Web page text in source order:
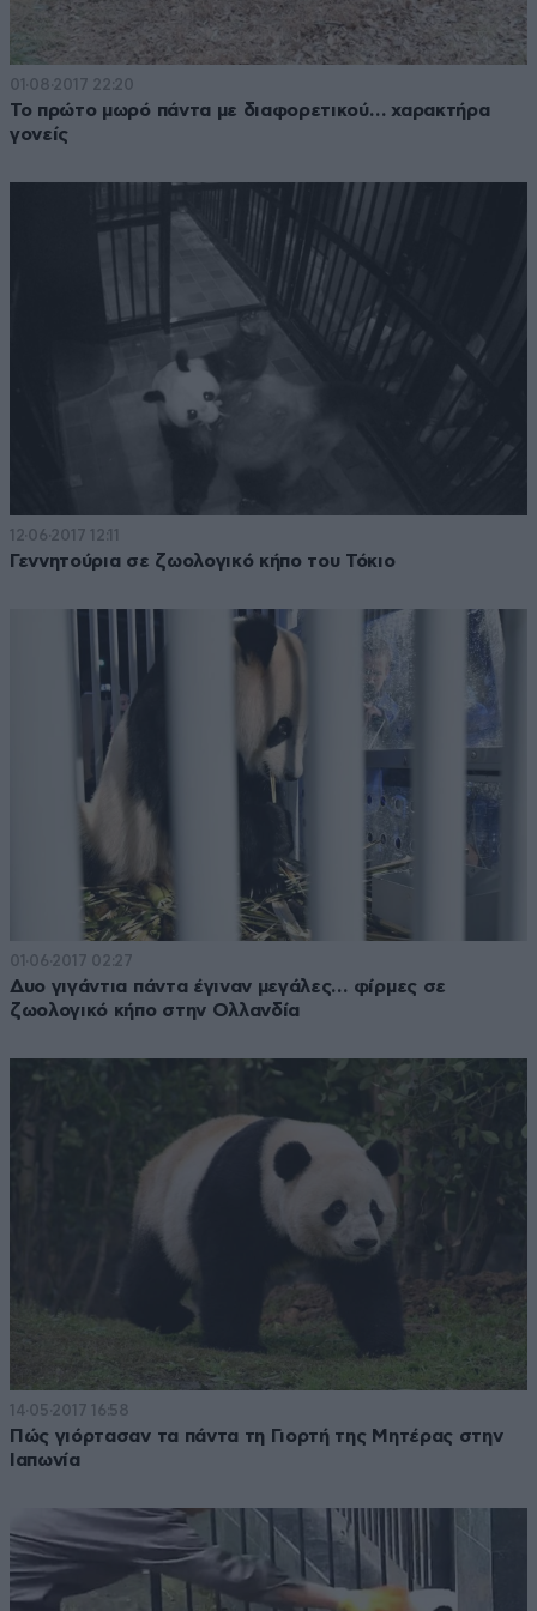
01·08·2017 22:20
Το πρώτο μωρό πάντα με διαφορετικού… χαρακτήρα
γονείς
12·06·2017 12:11
Γεννητούρια σε ζωολογικό κήπο του Τόκιο
01·06·2017 02:27
Δυο γιγάντια πάντα έγιναν μεγάλες… φίρμες σε
ζωολογικό κήπο στην Ολλανδία
14·05·2017 16:58
Πώς γιόρτασαν τα πάντα τη Γιορτή της Μητέρας στην
Ιαπωνία